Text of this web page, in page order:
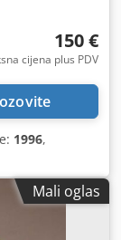
150 €
cijena plus PDV
1996,
Mali oglas